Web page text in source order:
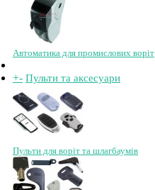
Автоматика для промислових воріт
+- Пульти та аксесуари
Пульти для воріт та шлагбаумів